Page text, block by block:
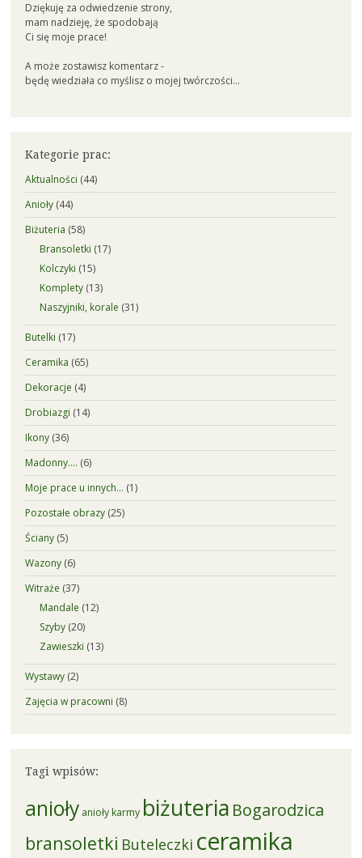
Dziękuję za odwiedzenie strony,
mam nadzieję, że spodobają
Ci się moje prace!
A może zostawisz komentarz -
będę wiedziała co myślisz o mojej twórczości...
Kategorie prac:
Aktualności (44)
Anioły(44)
Biżuteria (58)
Bransoletki (17)
Kolczyki (15)
Komplety(13)
Naszyjniki, korale (31)
Butelki (17)
Ceramika (65)
Dekoracje (4)
Drobiazgi (14)
Ikony(36)
Madonny…. (6)
Moje prace u innych… (1)
Pozostałe obrazy(25)
Ściany(5)
Wazony(6)
Witraże (37)
Mandale (12)
Szyby(20)
Zawieszki (13)
Wystawy(2)
Zajęcia w pracowni (8)
Tagi wpisów:
anioły anioły karmy biżuteria Bogarodzica
bransoletki Buteleczki ceramika